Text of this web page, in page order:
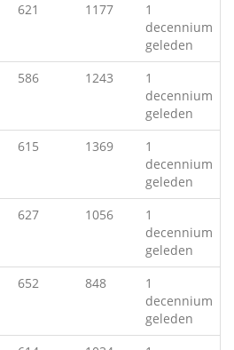
621 1177
1
decennium
geleden
586 1243
1
decennium
geleden
615 1369
1
decennium
geleden
627 1056
1
decennium
geleden
652 848
1
decennium
geleden